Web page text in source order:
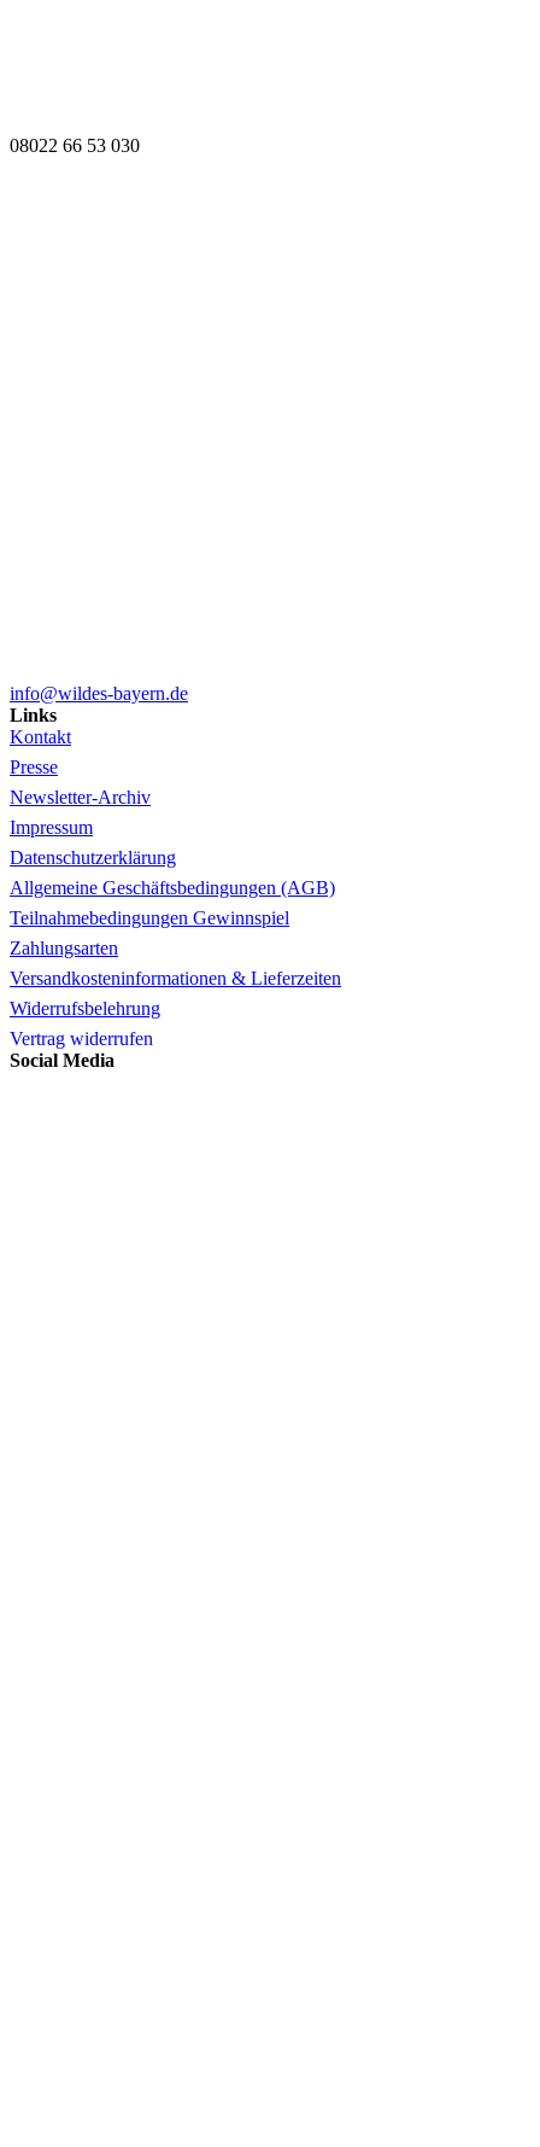
08022 66 53 030
info@wildes-bayern.de
Links
Kontakt
Presse
Newsletter-Archiv
Impressum
Datenschutzerklärung
Allgemeine Geschäftsbedingungen (AGB)
Teilnahmebedingungen Gewinnspiel
Zahlungsarten
Versandkosteninformationen & Lieferzeiten
Widerrufsbelehrung
Vertrag widerrufen
Social Media